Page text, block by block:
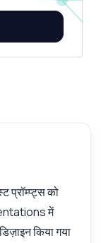
प्रॉम्प्ट्स को
में
किया गया